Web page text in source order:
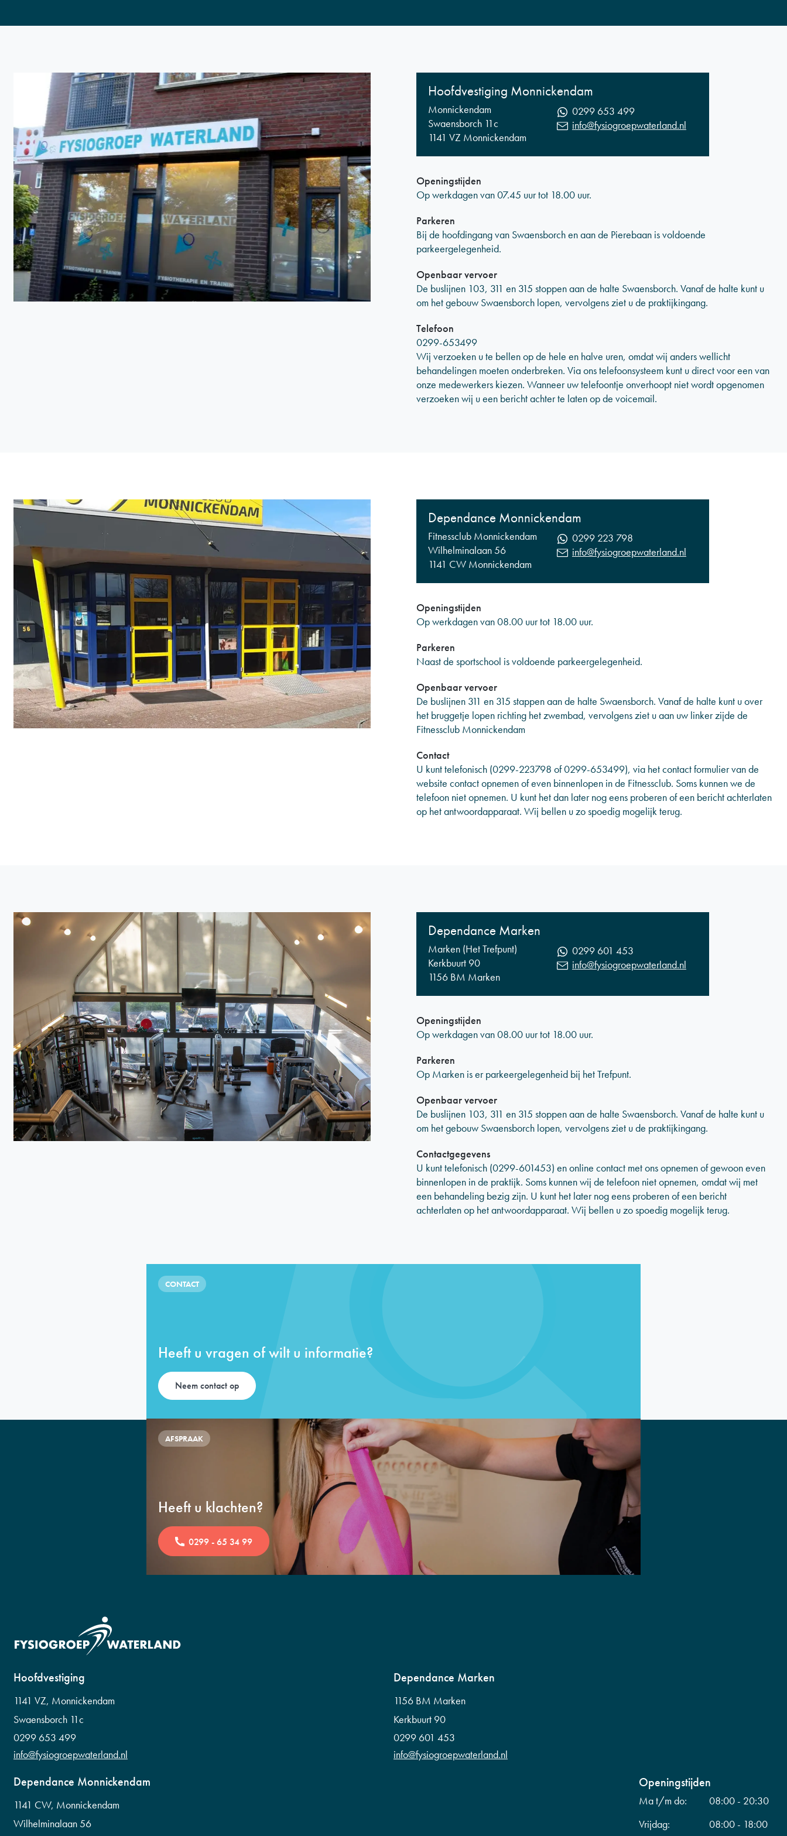
Hoofdvestiging Monnickendam
Monnickendam
Swaensborch 11c
1141 VZ Monnickendam
0299 653 499
info@fysiogroepwaterland.nl
Openingstijden
Op werkdagen van 07.45 uur tot 18.00 uur.
Parkeren
Bij de hoofdingang van Swaensborch en aan de Pierebaan is voldoende
parkeergelegenheid.
Openbaar vervoer
De buslijnen 103, 311 en 315 stoppen aan de halte Swaensborch. Vanaf de halte kunt u
om het gebouw Swaensborch lopen, vervolgens ziet u de praktijkingang.
Telefoon
0299-653499
Wij verzoeken u te bellen op de hele en halve uren, omdat wij anders wellicht
behandelingen moeten onderbreken. Via ons telefoonsysteem kunt u direct voor een van
onze medewerkers kiezen. Wanneer uw telefoontje onverhoopt niet wordt opgenomen
verzoeken wij u een bericht achter te laten op de voicemail.
Dependance Monnickendam
Fitnessclub Monnickendam
Wilhelminalaan 56
1141 CW Monnickendam
0299 223 798
info@fysiogroepwaterland.nl
Openingstijden
Op werkdagen van 08.00 uur tot 18.00 uur.
Parkeren
Naast de sportschool is voldoende parkeergelegenheid.
Openbaar vervoer
De buslijnen 311 en 315 stappen aan de halte Swaensborch. Vanaf de halte kunt u over
het bruggetje lopen richting het zwembad, vervolgens ziet u aan uw linker zijde de
Fitnessclub Monnickendam
Contact
U kunt telefonisch (0299-223798 of 0299-653499), via het contact formulier van de
website contact opnemen of even binnenlopen in de Fitnessclub. Soms kunnen we de
telefoon niet opnemen. U kunt het dan later nog eens proberen of een bericht achterlaten
op het antwoordapparaat. Wij bellen u zo spoedig mogelijk terug.
Dependance Marken
Marken (Het Trefpunt)
Kerkbuurt 90
1156 BM Marken
0299 601 453
info@fysiogroepwaterland.nl
Openingstijden
Op werkdagen van 08.00 uur tot 18.00 uur.
Parkeren
Op Marken is er parkeergelegenheid bij het Trefpunt.
Openbaar vervoer
De buslijnen 103, 311 en 315 stoppen aan de halte Swaensborch. Vanaf de halte kunt u
om het gebouw Swaensborch lopen, vervolgens ziet u de praktijkingang.
Contactgegevens
U kunt telefonisch (0299-601453) en online contact met ons opnemen of gewoon even
binnenlopen in de praktijk. Soms kunnen wij de telefoon niet opnemen, omdat wij met
een behandeling bezig zijn. U kunt het later nog eens proberen of een bericht
achterlaten op het antwoordapparaat. Wij bellen u zo spoedig mogelijk terug.
CONTACT
Heeft u vragen of wilt u informatie?
Neem contact op
AFSPRAAK
Heeft u klachten?
0299 - 65 34 99
Hoofdvestiging
1141 VZ, Monnickendam
Swaensborch 11c
0299 653 499
info@fysiogroepwaterland.nl
Dependance Marken
1156 BM Marken
Kerkbuurt 90
0299 601 453
info@fysiogroepwaterland.nl
Dependance Monnickendam
1141 CW, Monnickendam
Wilhelminalaan 56
Openingstijden
Ma t/m do:
08:00 - 20:30
Vrijdag:
08:00 - 18:00